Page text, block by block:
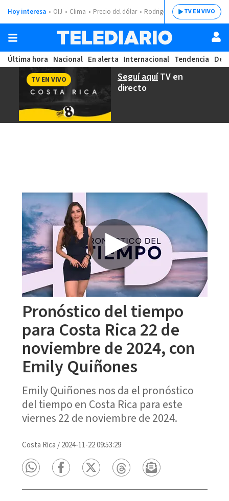
Hoy interesa OIJ Clima Precio del dólar Rodrigo ChavesTV EN VIVO
Última hora Nacional En alerta Internacional Tendencia
Seguí aquíTV en
directo
TV EN VIVO
Pronóstico del tiempo
para Costa Rica 22 de
noviembre de 2024, con
Emily Quiñones
Emily Quiñones nos da el pronóstico
del tiempo en Costa Rica para este
viernes 22 de noviembre de 2024.
Costa Rica /2024-11-22 09:53:29